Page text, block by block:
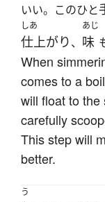
いい。このひと
しあ
仕上がり、
あじ
味
When
comes to a
will float to
carefully
This step will
better.
う